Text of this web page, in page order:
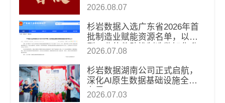
2026.08.07
杉岩数据入选广东省2026年首
批制造业赋能资源名单，以新
型工业软件助推制造数智化升
级
2026.07.08
杉岩数据湖南公司正式启航，
深化AI原生数据基础设施全国
布局
2026.07.03